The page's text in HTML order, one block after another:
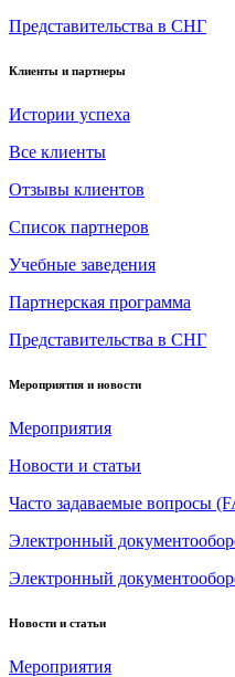
Представительства в СНГ
Клиенты и партнеры
Истории успеха
Все клиенты
Отзывы клиентов
Список партнеров
Учебные заведения
Партнерская программа
Представительства в СНГ
Мероприятия и новости
Мероприятия
Новости и статьи
Часто задаваемые вопросы
Электронный
Электронный
Новости и статьи
Мероприятия